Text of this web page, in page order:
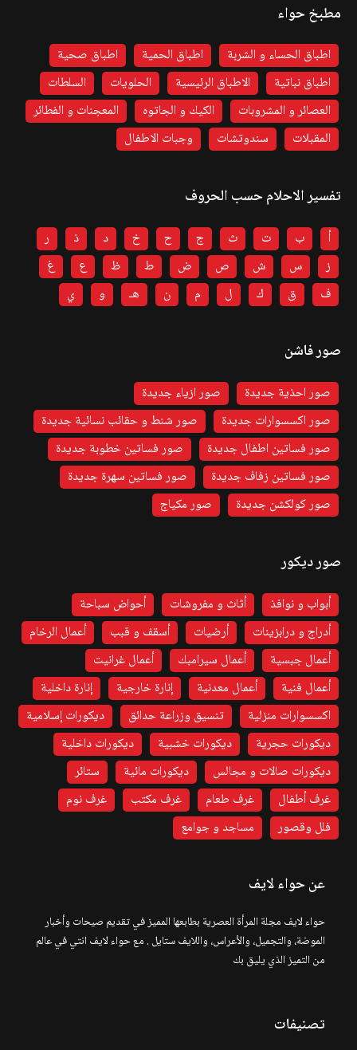
مطبخ حواء
اطباق الحساء و الشربة اطباق الحمية
اطباق صحية
اطباق نباتية
الاطباق الرئيسية الحلويات
السلطات
العصائر و المشروبات
الكيك و الجاتوه
المعجنات و الفطائر
المقبلات
سندوتشات وجبات الاطفال
تفسير الاحلام حسب الحروف
أ ب ت ث ج ح خ د ذ
ر
ز
س ش ص ض ط ظ ع
غ
ف
ق ك ل م ن هـ و ي
صور فاشن
صور احذية جديدة
صور ازياء جديدة
صور اكسسوارات جديدة
صور شنط و حقائب نسائية جديدة
صور فساتين اطفال جديدة
صور فساتين خطوبة جديدة
صور فساتين زفاف جديدة
صور فساتين سهرة جديدة
صور كولكشن جديدة
صور مكياج
صور ديكور
أبواب و نوافذ أثاث و مفروشات
أحواض سباحة
أدراج و درابزينات
أرضيات أسقف و قبب
أعمال الرخام
أعمال جبسية
أعمال سيرامبك
أعمال غرانيت
أعمال فنية
أعمال معدنية إنارة خارجية
إنارة داخلية
اكسسوارات منزلية
تنسيق وزراعة حدائق
ديكورات إسلامية
ديكورات حجرية
ديكورات خشبية
ديكورات داخلية
ديكورات صالات و مجالس
ديكورات مائية
ستائر
غرف أطفال
غرف طعام غرف مكتب
غرف نوم
فلل وقصور
مساجد و جوامع
عن حواء لايف
حواء لايف مجلة المرأة العصرية بطابعها المميز في تقديم صيحات وأخبار
الموضة، والتجميل، والأعراس، واللايف ستايل . مع حواء لايف انتي في عالم
من التميز الذي يليق بك
تصنيفات